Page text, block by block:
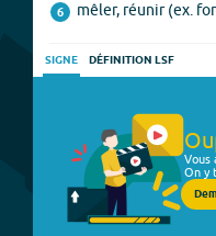
6 mêler, réunir (ex.
SIGNE DÉFINITION LSF
Vous
On y